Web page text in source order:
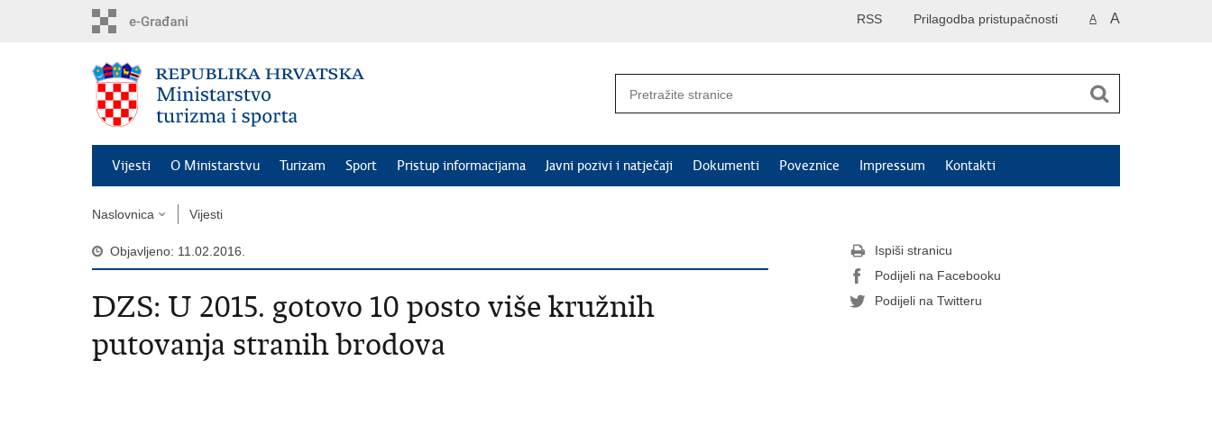
A A
Prilagodba pristupačnosti
RSS
Vijesti O Ministarstvu Turizam Sport Pristup informacijama Javni pozivi i natječaji Dokumenti Poveznice Impressum Kontakti
Naslovnica Vijesti
Objavljeno: 11.02.2016.
DZS: U 2015. gotovo 10 posto više kružnih
putovanja stranih brodova
Ispiši stranicu
Podijeli na Facebooku
Podijeli na Twitteru